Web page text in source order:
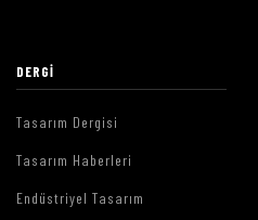
DERGI
Tasarım Dergisi
Tasarım Haberleri
Endüstriyel Tasarım